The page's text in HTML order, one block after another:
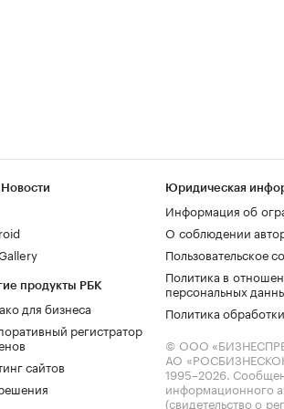
продукты РБК
для бизнеса
регистратор
сайтов
Юридическая
Информация об
О соблюдении
Пользовательское
Политика в
персональных
Политика
© ООО
АО
1995–2026.
информационного
(свидетельство о